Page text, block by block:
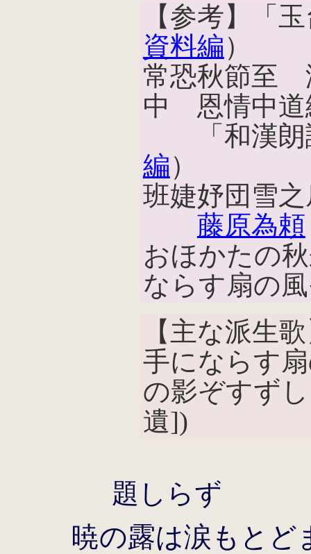
【参考】「
資料編）
常恐秋節至
中 恩情中道
「和漢朗
編）
班婕妤団雪
藤原為頼
おほかたの
ならす扇の
【主な派生
手にならす
の影ぞすず
遺])
題しらず
暁の露は涙もとど